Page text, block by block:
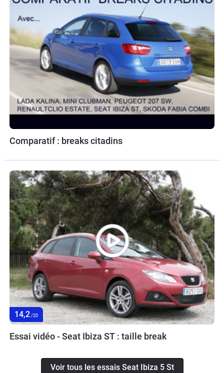
Comparatif : breaks citadins
14,2 /20
Essai vidéo - Seat Ibiza ST : taille break
Voir tous les essais Seat Ibiza 5 St